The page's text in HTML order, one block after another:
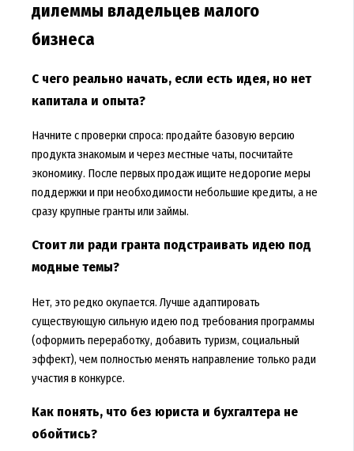
дилеммы владельцев малого
бизнеса
С чего реально начать, если есть идея, но нет
капитала и опыта?
Начните с проверки спроса: продайте базовую версию
продукта знакомым и через местные чаты, посчитайте
экономику. После первых продаж ищите недорогие меры
поддержки и при необходимости небольшие кредиты, а не
сразу крупные гранты или займы.
Стоит ли ради гранта подстраивать идею под
модные темы?
Нет, это редко окупается. Лучше адаптировать
существующую сильную идею под требования программы
(оформить переработку, добавить туризм, социальный
эффект), чем полностью менять направление только ради
участия в конкурсе.
Как понять, что без юриста и бухгалтера не
обойтись?